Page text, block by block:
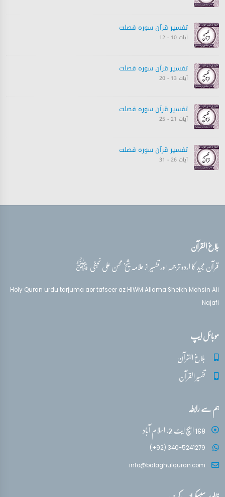
تفسیر قرآن سورہ ‎فصلت
آیات 10 - 12
تفسیر قرآن سورہ ‎فصلت
آیات 13 - 20
تفسیر قرآن سورہ ‎فصلت
آیات 21 - 25
تفسیر قرآن سورہ ‎فصلت
آیات 26 - 31
تفسیر قرآن سورہ ‎فصلت
تفسیر قرآن سورہ ‎فصلت
آیات 50 - 53
بلاغ القرآن
قرآن مجید کا اردو ترجمہ اور تفسیر از علامہ شیخ محسن علی نجفیقدس‌سره
Holy Quran urdu tarjuma aor tafseer az HIWM Allama Sheikh Mohsin Ali
Najafi
موبائل ایپ
بلاغ القرآن
تفسیر القرآن
ہم سے رابطہ
168 ایچ ایٹ 2، اسلام آباد
(+92) 340-5241279
info@balaghulquran.com